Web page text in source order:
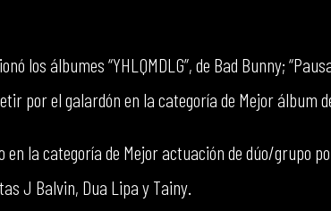
los álbumes “YHLQMDLG”, de Bad Bunny;
por el galardón en la categoría de Mejor álbum
en la categoría de Mejor actuación de dúo/grupo
J Balvin, Dua Lipa y Tainy.